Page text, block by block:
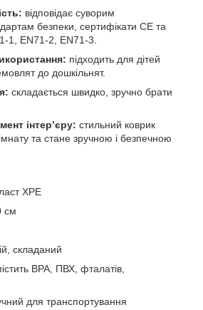
відповідає суворим
безпеки, сертифікати CE та
1, EN71-2, EN71-3.
підходить для дітей
до дошкільнят.
складається швидко, зручно брати
інтер’єру: стильний коврик
та стане зручною і безпечною
XPE
см
складаний
BPA, ПВХ, фталатів,
для транспортування